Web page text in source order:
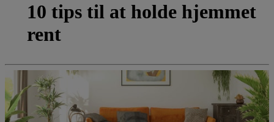
10 tips til at holde hjemmet
rent